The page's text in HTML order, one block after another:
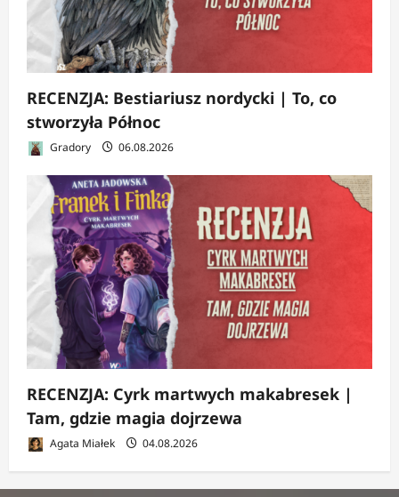
RECENZJA: Bestiariusz nordycki | To, co
stworzyła Północ
Gradory 06.08.2026
RECENZJA: Cyrk martwych makabresek |
Tam, gdzie magia dojrzewa
Agata Miałek 04.08.2026